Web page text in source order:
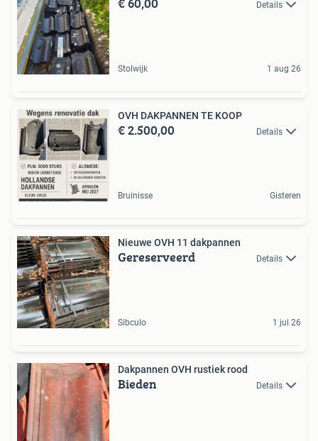
Details
Stolwijk 1 aug 26
OVH DAKPANNEN TE KOOP
€ 2.500,00 Details
Bruinisse Gisteren
Nieuwe OVH 11 dakpannen
Gereserveerd Details
Sibculo 1 jul 26
Dakpannen OVH rustiek rood
Bieden Details